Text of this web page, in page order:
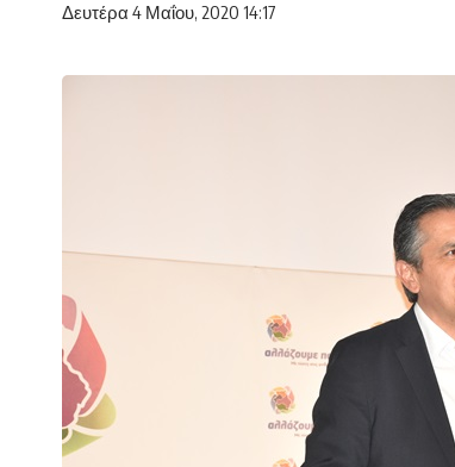
Δευτέρα 4 Μαΐου, 2020 14:17